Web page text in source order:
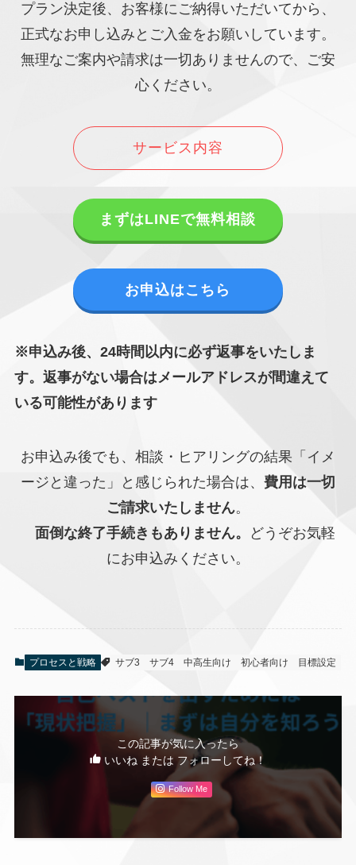
プラン決定後、お客様にご納得いただいてから、
正式なお申し込みとご入金をお願いしています。
無理なご案内や請求は一切ありませんので、ご安
心ください。
サービス内容
まずはLINEで無料相談
お申込はこちら
※申込み後、24時間以内に必ず返事をいたしま
す。返事がない場合はメールアドレスが間違えて
いる可能性があります
お申込み後でも、相談・ヒアリングの結果「イメ
ージと違った」と感じられた場合は、 費用は一切
ご請求いたしません。
面倒な終了手続きもありません。
どうぞお気軽
にお申込みください。
プロセスと戦略 サブ3 サブ4 中高生向け 初心者向け 目標設定
この記事が気に入ったら
いいね または フォローしてね！
Follow Me